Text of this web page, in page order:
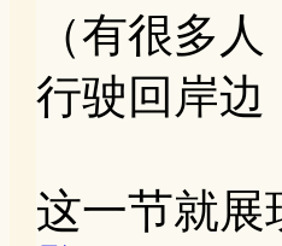
（有很多
行驶回岸边
这一节就展